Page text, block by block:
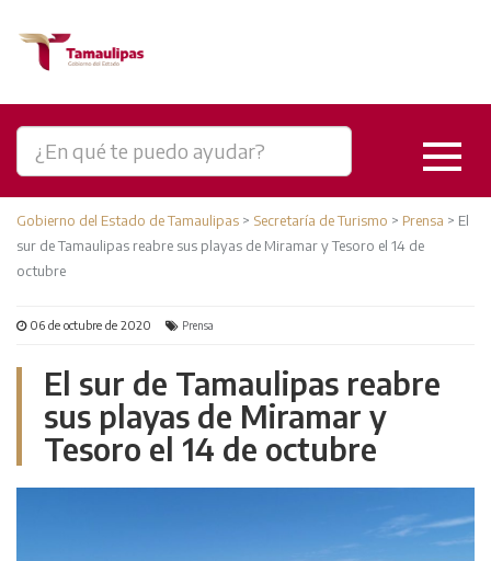
Gobierno del Estado de Tamaulipas > Secretaría de Turismo > Prensa > El
sur de Tamaulipas reabre sus playas de Miramar y Tesoro el 14 de
octubre
06 de octubre de 2020 Prensa
El sur de Tamaulipas reabre
sus playas de Miramar y
Tesoro el 14 de octubre